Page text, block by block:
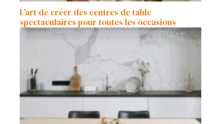
L’art de créer des centres de table
spectaculaires pour toutes les occasions